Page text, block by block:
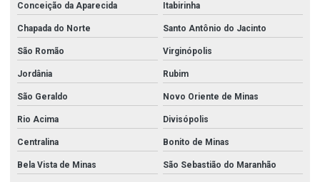
Conceição da Aparecida Itabirinha
Chapada do Norte Santo Antônio do Jacinto
São Romão Virginópolis
Jordânia Rubim
São Geraldo Novo Oriente de Minas
Rio Acima Divisópolis
Centralina Bonito de Minas
Bela Vista de Minas São Sebastião do Maranhão